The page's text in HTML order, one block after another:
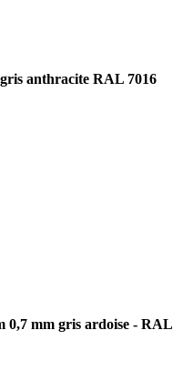
anthracite RAL 7016
0,7 mm gris ardoise - RAL